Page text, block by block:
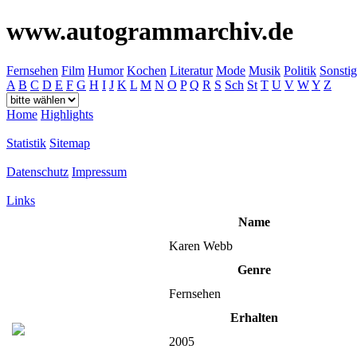
www.autogrammarchiv.de
Fernsehen Film Humor Kochen Literatur Mode Musik Politik
A B C D E F G H I J K L M N O P Q R S Sch St T U V WY Z
Home Highlights
Statistik Sitemap
Datenschutz Impressum
Links
Name
Karen Webb
Genre
Fernsehen
Erhalten
2005